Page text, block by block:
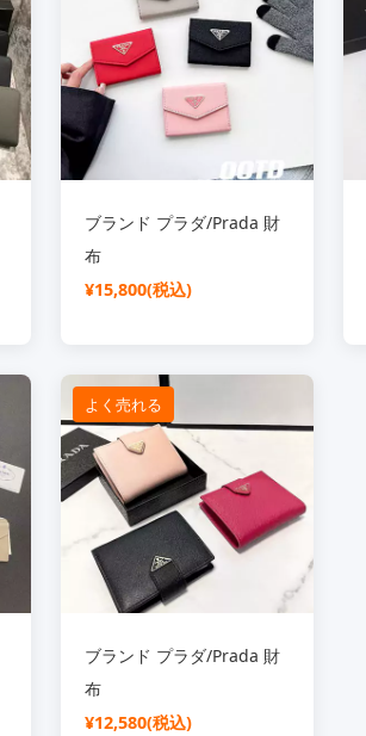
ブランド プラダ/Prada 財
布
¥15,800(税込)
よく売れる
ブランド プラダ/Prada 財
布
¥12,580(税込)